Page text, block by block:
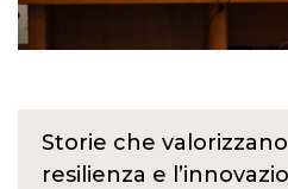
Storie che
resilienza e